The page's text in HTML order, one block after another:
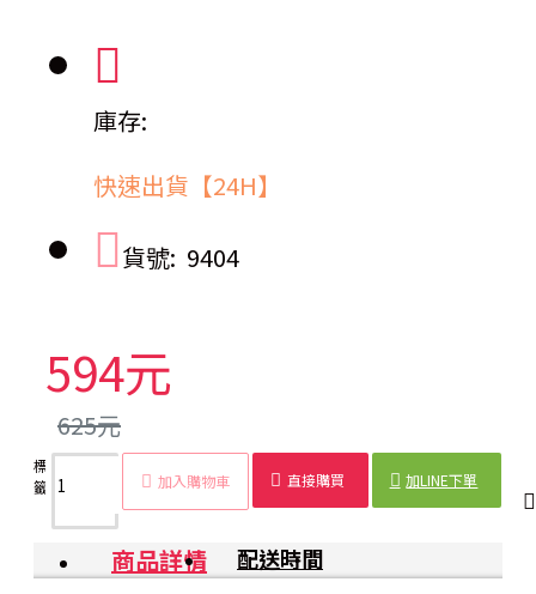
庫存:
快速出貨【24H】
貨號: 9404
594元
625元
加入購物車 直接購買 加LINE下單
標
籤：
交通
錐
三角錐
三角
錐
施工
錐
路障
安全
設備
商品詳情 配送時間